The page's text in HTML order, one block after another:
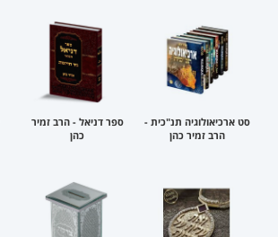
סט ארכיאולוגיה תנ"כית -
הרב זמיר כהן
ספר דניאל - הרב זמיר
כהן